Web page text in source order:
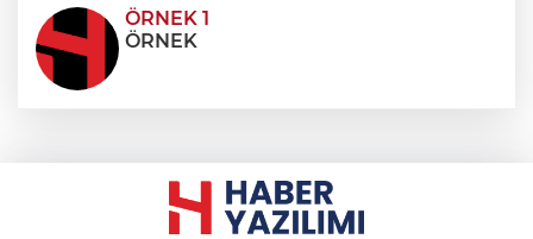
ÖRNEK 1
ÖRNEK